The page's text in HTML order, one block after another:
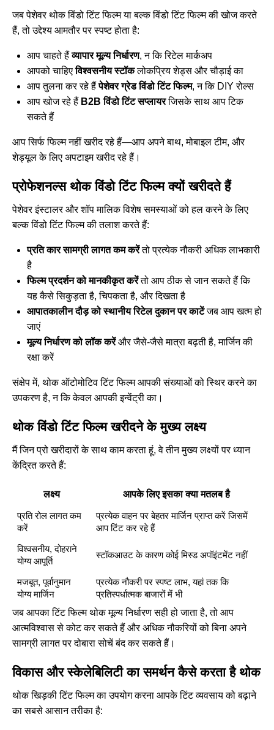
जब पेशेवर थोक विंडो टिंट फिल्म या बल्क विंडो टिंट फिल्म की खोज करते
हैं, तो उद्देश्य आमतौर पर स्पष्ट होता है:
आप चाहते हैंव्यापार मूल्य निर्धारण, न कि रिटेल मार्कअप
आपको चाहिएविश्वसनीय स्टॉकलोकप्रिय शेड्स और चौड़ाई का
आप तुलना कर रहे हैंपेशेवर ग्रेड विंडो टिंट फिल्म, न कि DIY रोल्स
आप खोज रहे हैं B2B विंडो टिंट सप्लायरजिसके साथ आप टिक
सकते हैं
आप सिर्फ फिल्म नहीं खरीद रहे हैं—आप अपने बाथ, मोबाइल टीम, और
शेड्यूल के लिए अपटाइम खरीद रहे हैं।
प्रोफेशनल्स थोक विंडो टिंट फिल्म क्यों खरीदते हैं
पेशेवर इंस्टालर और शॉप मालिक विशेष समस्याओं को हल करने के लिए
बल्क विंडो टिंट फिल्म की तलाश करते हैं:
प्रति कार सामग्री लागत कम करेंतो प्रत्येक नौकरी अधिक लाभकारी
है
फिल्म प्रदर्शन को मानकीकृत करेंतो आप ठीक से जान सकते हैं कि
यह कैसे सिकुड़ता है, चिपकता है, और दिखता है
आपातकालीन दौड़ को स्थानीय रिटेल दुकान पर काटेंजब आप खत्म हो
जाएं
मूल्य निर्धारण को लॉक करेंऔर जैसे-जैसे मात्रा बढ़ती है, मार्जिन की
रक्षा करें
संक्षेप में, थोक ऑटोमोटिव टिंट फिल्म आपकी संख्याओं को स्थिर करने का
उपकरण है, न कि केवल आपकी इन्वेंट्री का।
थोक विंडो टिंट फिल्म खरीदने के मुख्य लक्ष्य
मैं जिन प्रो खरीदारों के साथ काम करता हूं, वे तीन मुख्य लक्ष्यों पर ध्यान
केंद्रित करते हैं:
लक्ष्य आपके लिए इसका क्या मतलब है
प्रति रोल लागत कम
करें
प्रत्येक वाहन पर बेहतर मार्जिन प्राप्त करें जिसमें
आप टिंट कर रहे हैं
विश्वसनीय, दोहराने
योग्य आपूर्ति
स्टॉकआउट के कारण कोई मिस्ड अपॉइंटमेंट नहीं
मजबूत, पूर्वानुमान
योग्य मार्जिन
प्रत्येक नौकरी पर स्पष्ट लाभ, यहां तक कि
प्रतिस्पर्धात्मक बाजारों में भी
जब आपका टिंट फिल्म थोक मूल्य निर्धारण सही हो जाता है, तो आप
आत्मविश्वास से कोट कर सकते हैं और अधिक नौकरियों को बिना अपने
सामग्री लागत पर दोबारा सोचें बंद कर सकते हैं।
विकास और स्केलेबिलिटी का समर्थन कैसे करता है थोक
थोक खिड़की टिंट फिल्म का उपयोग करना आपके टिंट व्यवसाय को बढ़ाने
का सबसे आसान तरीका है: